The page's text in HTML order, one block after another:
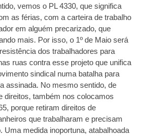
vemos o PL 4330, que significa
as férias, com a carteira de trabalho
em alguém precarizado, que
mais. Por isso, o 1º de Maio será
dos trabalhadores para
ruas contra esse projeto que unifica
sindical numa batalha para
assinada. No mesmo sentido, de
direitos, também nos colocamos
porque retiram direitos de
que trabalharam e precisam
Uma medida inoportuna, atabalhoada